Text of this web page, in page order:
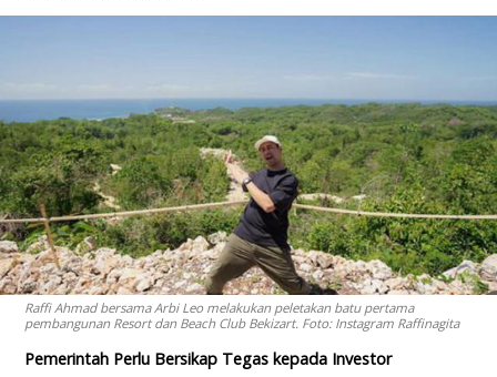
Raffi Ahmad bersama Arbi Leo melakukan peletakan batu pertama
pembangunan Resort dan Beach Club Bekizart. Foto: Instagram Raffinagita
Pemerintah Perlu Bersikap Tegas kepada Investor